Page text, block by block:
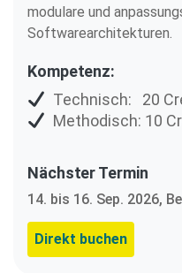
modulare und
Softwarearchitekturen.
Kompetenz:
Technisch: 20
Methodisch: 10
Nächster Termin
14. bis 16. Sep. 2026,
Direkt buchen